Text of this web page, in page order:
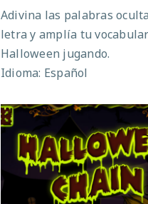
Adivina las palabras
letra y amplía tu
Halloween jugando.
Idioma: Español
Halloween Chain